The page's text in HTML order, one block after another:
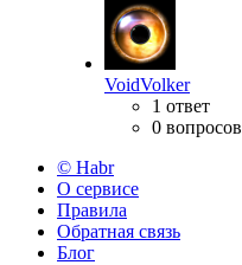
VoidVolker
1 ответ
0 вопросов
© Habr
О сервисе
Правила
Обратная связь
Блог